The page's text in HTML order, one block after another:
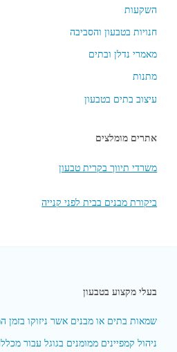
השקעות
חנויות בטבעון והסביבה
מאמרי נדלן ובתים
מתנות
עיצוב בתים בטבעון
אתרים מומלצים
משרדי תיווך בקרית טבעון
ביקורת מבנים בבית לפני קנייה
בעלי מקצוע בטבעון
שמאות בתים או מבנים אשר ניזוקו בזמן
ניהול קמפיינים ממומנים בגוגל עבור